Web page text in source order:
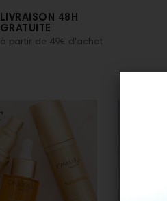
LIVRAISON 48H
GRATUITE
à partir de 49€ d'achat